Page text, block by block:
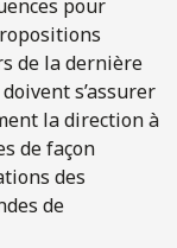
pour
de la dernière
s’assurer
la direction à
de façon
des
de